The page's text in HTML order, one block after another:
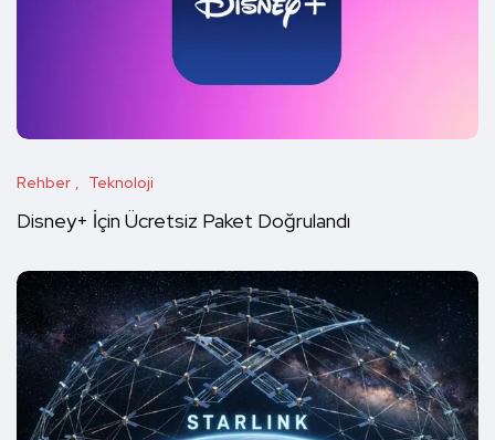
Rehber Teknoloji
Disney+ İçin Ücretsiz Paket Doğrulandı